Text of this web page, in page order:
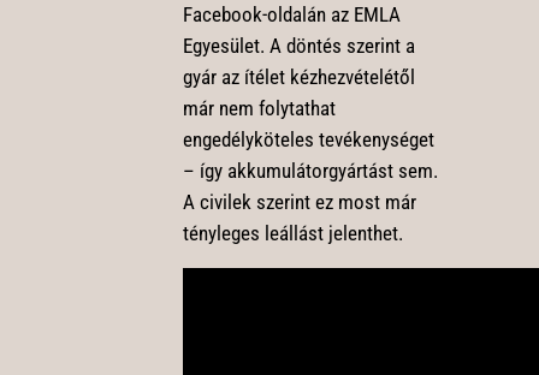
Facebook-oldalán az EMLA
Egyesület. A döntés szerint a
gyár az ítélet kézhezvételétől
már nem folytathat
engedélyköteles tevékenységet
– így akkumulátorgyártást sem.
A civilek szerint ez most már
tényleges leállást jelenthet.